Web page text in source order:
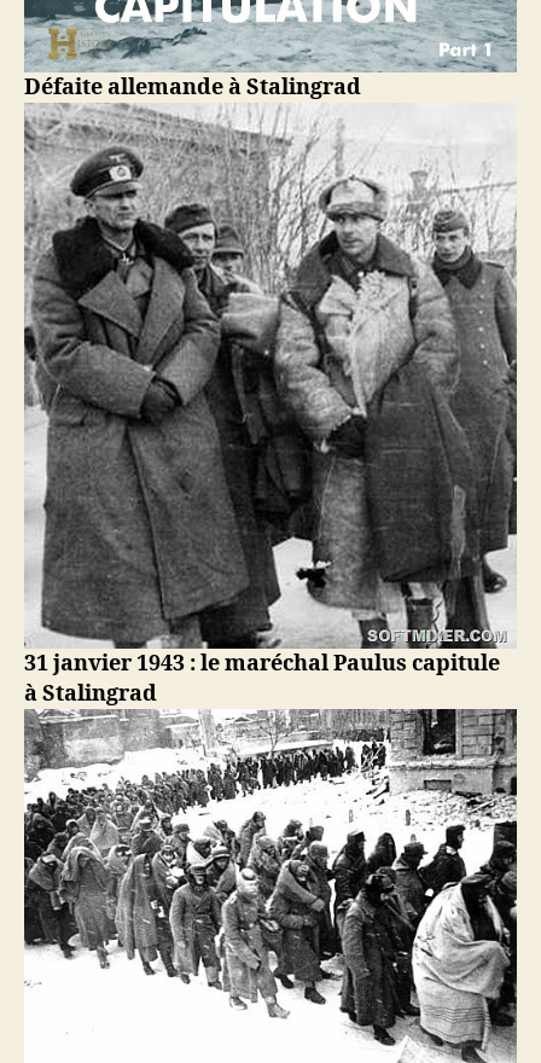
Défaite allemande à Stalingrad
31 janvier 1943 : le maréchal Paulus capitule
à Stalingrad